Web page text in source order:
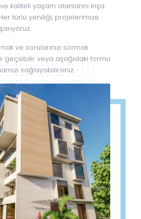
kaliteli yaşam alanlarını inşa
türlü yeniliği, projelerimize
ve sorularınızı sormak
geçebilir veya aşağıdaki formu
sağlayabilirsiniz.